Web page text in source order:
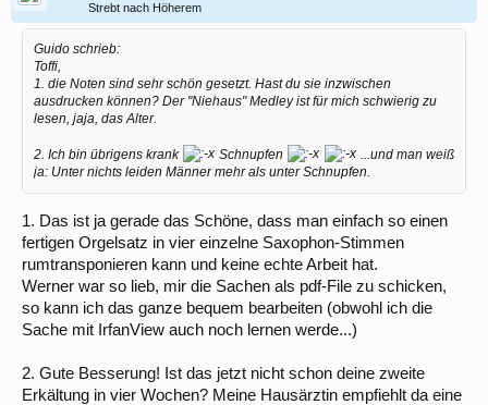
Strebt nach Höherem
Guido schrieb:
Toffi,
1. die Noten sind sehr schön gesetzt. Hast du sie inzwischen
ausdrucken können? Der "Niehaus" Medley ist für mich schwierig zu
lesen, jaja, das Alter.
2. Ich bin übrigens krank Schnupfen
...und man weiß
ja: Unter nichts leiden Männer mehr als unter Schnupfen.
1. Das ist ja gerade das Schöne, dass man einfach so einen
fertigen Orgelsatz in vier einzelne Saxophon-Stimmen
rumtransponieren kann und keine echte Arbeit hat.
Werner war so lieb, mir die Sachen als pdf-File zu schicken,
so kann ich das ganze bequem bearbeiten (obwohl ich die
Sache mit IrfanView auch noch lernen werde...)
2. Gute Besserung! Ist das jetzt nicht schon deine zweite
Erkältung in vier Wochen? Meine Hausärztin empfiehlt da eine